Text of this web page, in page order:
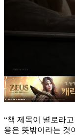
“책 제목이 별로라
용은 뜻밖이라는 것